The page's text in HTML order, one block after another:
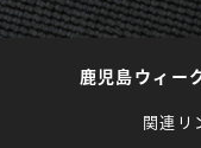
鹿児島ウィー
関連リ